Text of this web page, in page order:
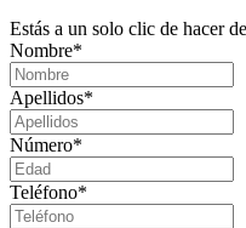
Estás a un solo clic de hacer
Nombre*
Apellidos*
Número*
Teléfono*